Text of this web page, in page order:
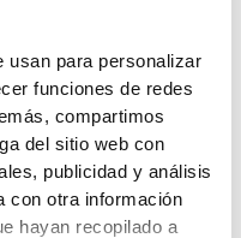
usan para personalizar
funciones de redes
compartimos
del sitio web con
publicidad y análisis
con otra información
hayan recopilado a
de realizar
finiquitos,
etc.En definitiva,
los trabajadores
es el más